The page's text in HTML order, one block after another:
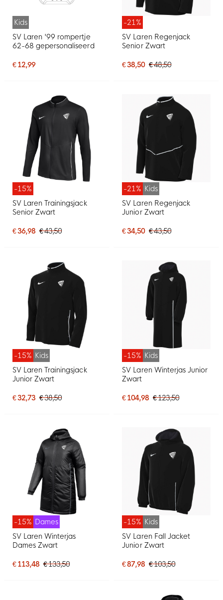
Kids
SV Laren '99 rompertje
62-68 gepersonaliseerd
€ 12,99
-21%
SV Laren Regenjack
Senior Zwart
€ 38,50 € 48,50
-15%
SV Laren Trainingsjack
Senior Zwart
€ 36,98 € 43,50
-21% Kids
SV Laren Regenjack
Junior Zwart
€ 34,50 € 43,50
-15% Kids
SV Laren Trainingsjack
Junior Zwart
€ 32,73 € 38,50
-15% Kids
SV Laren Winterjas Junior
Zwart
€ 104,98 € 123,50
-15% Dames
SV Laren Winterjas
Dames Zwart
€ 113,48 € 133,50
-15% Kids
SV Laren Fall Jacket
Junior Zwart
€ 87,98 € 103,50